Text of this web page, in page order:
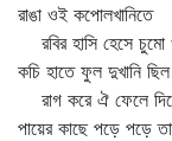
রাঙা ওই কপোলখানিতে
রবির হাসি হেসে চুমো
কচি হাতে ফুল দুখানি ছিল
রাগ করে ঐ ফেলে
পায়ের কাছে পড়ে পড়ে